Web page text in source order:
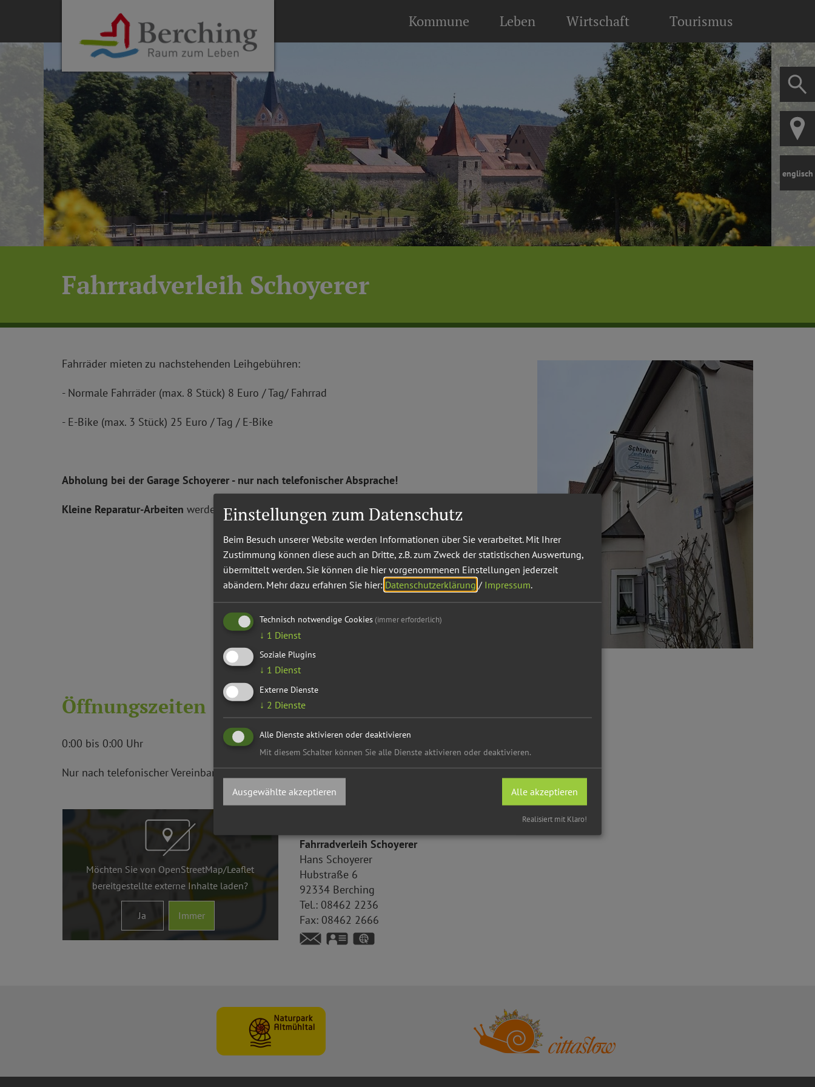
Kommune Leben Wirtschaft Tourismus
englisch
Fahrradverleih Schoyerer
Fahrräder mieten zu nachstehenden Leihgebühren:
- Normale Fahrräder (max. 8 Stück) 8 Euro / Tag/ Fahrrad
- E-Bike (max. 3 Stück) 25 Euro / Tag / E-Bike
Abholung bei der Garage Schoyerer - nur nach telefonischer Absprache!
Kleine Reparatur-Arbeiten werden angeboten!
Öffnungszeiten
0:00 bis 0:00 Uhr
Nur nach telefonischer Vereinbarung.
Möchten Sie von OpenStreetMap/Leaflet
bereitgestellte externe Inhalte laden?
Ja Immer
Fahrradverleih Schoyerer
Hans Schoyerer
Hubstraße 6
92334 Berching
Tel.: 08462 2236
Fax: 08462 2666
vCard
Einstellungen zum Datenschutz
Beim Besuch unserer Website werden Informationen über Sie verarbeitet. Mit Ihrer
Zustimmung können diese auch an Dritte, z.B. zum Zweck der statistischen Auswertung,
übermittelt werden. Sie können die hier vorgenommenen Einstellungen jederzeit
abändern. Mehr dazu erfahren Sie hier: Datenschutzerklärung / Impressum.
Technisch notwendige Cookies (immer erforderlich)
↓ 1 Dienst
Soziale Plugins
↓ 1 Dienst
Externe Dienste
↓ 2 Dienste
Alle Dienste aktivieren oder deaktivieren
Mit diesem Schalter können Sie alle Dienste aktivieren oder deaktivieren.
Ausgewählte akzeptieren Alle akzeptieren
Realisiert mit Klaro!